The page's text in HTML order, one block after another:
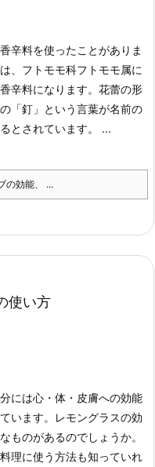
辛料を使ったことがありま
、フトモモ科フトモモ属に
辛料になります。 花蕾の形
「釘」という言葉が名前の
とされています。
...
の効能、 ...
使い方
には心・体・皮膚への効能
います。
レモングラスの効
ものがあるのでしょうか。
理に使う方法も知っていれ